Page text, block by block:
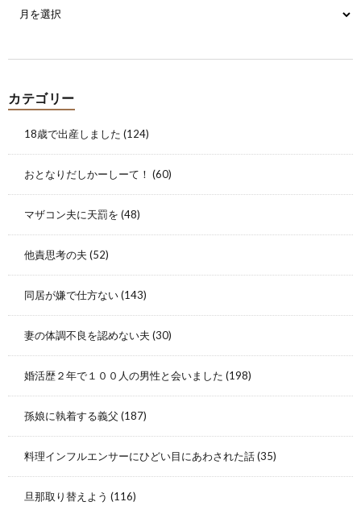
カテゴリー
18歳で出産しました (124)
おとなりだしかーしーて！ (60)
マザコン夫に天罰を (48)
他責思考の夫 (52)
同居が嫌で仕方ない(143)
妻の体調不良を認めない夫 (30)
婚活歴２年で１００人の男性と会いました (198)
孫娘に執着する義父 (187)
料理インフルエンサーにひどい目にあわされた話(35)
旦那取り替えよう (116)